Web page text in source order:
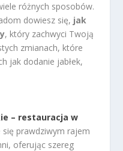
różnych sposobów.
dowiesz się, jak
, który zachwyci Twoją
zmianach, które
jak dodanie jabłek,
– restauracja w
prawdziwym rajem
oferując szereg